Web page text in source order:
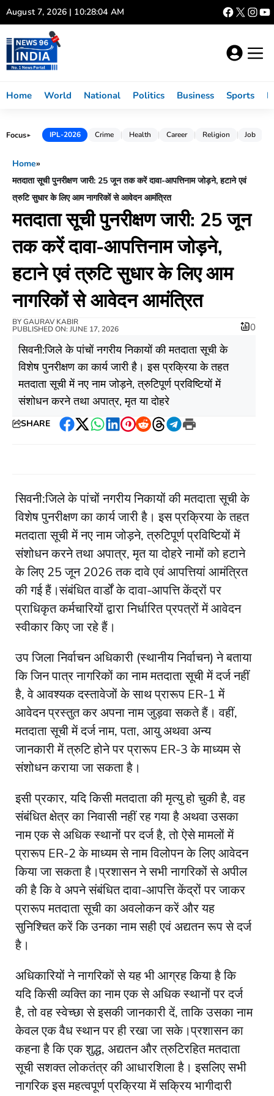
Skip
to
content
August 7, 2026 | 10:28:04 AM
Home World National Politics Business Sports
Focus► IPL-2026 Crime Health Career Religion Job
Home»
मतदाता सूची पुनरीक्षण जारी: 25 जून तक करें दावा-आपत्तिनाम जोड़ने, हटाने एवं
त्रुटि सुधार के लिए आम नागरिकों से आवेदन आमंत्रित
मतदाता सूची पुनरीक्षण जारी: 25 जून
तक करें दावा-आपत्तिनाम जोड़ने,
हटाने एवं त्रुटि सुधार के लिए आम
नागरिकों से आवेदन आमंत्रित
BYGAURAV KABIR
PUBLISHED ON: JUNE 17, 2026 0
सिवनी:जिले के पांचों नगरीय निकायों की मतदाता सूची के
विशेष पुनरीक्षण का कार्य जारी है। इस प्रक्रिया के तहत
मतदाता सूची में नए नाम जोड़ने, त्रुटिपूर्ण प्रविष्टियों में
संशोधन करने तथा अपात्र, मृत या दोहरे
SHARE
Facebook
Twitter
WhatsApp
LinkedIn
Pinterest
RedditThreads
Telegram
Print
सिवनी:जिले के पांचों नगरीय निकायों की मतदाता सूची के
विशेष पुनरीक्षण का कार्य जारी है। इस प्रक्रिया के तहत
मतदाता सूची में नए नाम जोड़ने, त्रुटिपूर्ण प्रविष्टियों में
संशोधन करने तथा अपात्र, मृत या दोहरे नामों को हटाने
के लिए 25 जून 2026 तक दावे एवं आपत्तियां आमंत्रित
की गई हैं।संबंधित वार्डों के दावा-आपत्ति केंद्रों पर
प्राधिकृत कर्मचारियों द्वारा निर्धारित प्रपत्रों में आवेदन
स्वीकार किए जा रहे हैं।
उप जिला निर्वाचन अधिकारी (स्थानीय निर्वाचन) ने बताया
कि जिन पात्र नागरिकों का नाम मतदाता सूची में दर्ज नहीं
है, वे आवश्यक दस्तावेजों के साथ प्रारूप ER-1 में
आवेदन प्रस्तुत कर अपना नाम जुड़वा सकते हैं। वहीं,
मतदाता सूची में दर्ज नाम, पता, आयु अथवा अन्य
जानकारी में त्रुटि होने पर प्रारूप ER-3 के माध्यम से
संशोधन कराया जा सकता है।
इसी प्रकार, यदि किसी मतदाता की मृत्यु हो चुकी है, वह
संबंधित क्षेत्र का निवासी नहीं रह गया है अथवा उसका
नाम एक से अधिक स्थानों पर दर्ज है, तो ऐसे मामलों में
प्रारूप ER-2 के माध्यम से नाम विलोपन के लिए आवेदन
किया जा सकता है।प्रशासन ने सभी नागरिकों से अपील
की है कि वे अपने संबंधित दावा-आपत्ति केंद्रों पर जाकर
प्रारूप मतदाता सूची का अवलोकन करें और यह
सुनिश्चित करें कि उनका नाम सही एवं अद्यतन रूप से दर्ज
है।
अधिकारियों ने नागरिकों से यह भी आग्रह किया है कि
यदि किसी व्यक्ति का नाम एक से अधिक स्थानों पर दर्ज
है, तो वह स्वेच्छा से इसकी जानकारी दें, ताकि उसका नाम
केवल एक वैध स्थान पर ही रखा जा सके।प्रशासन का
कहना है कि एक शुद्ध, अद्यतन और त्रुटिरहित मतदाता
सूची सशक्त लोकतंत्र की आधारशिला है। इसलिए सभी
नागरिक इस महत्वपूर्ण प्रक्रिया में सक्रिय भागीदारी